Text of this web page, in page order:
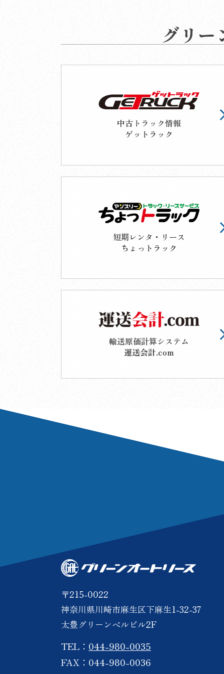
グリ
中古トラック情報
ゲットラック
短期レンタ・リース
ちょっトラック
輸送原価計算システム
運送会計.com
〒215-0022
神奈川県川崎市麻生区下麻生1-32-37
太豊グリーンベルビル2F
TEL： 044-980-0035
FAX：044-980-0036